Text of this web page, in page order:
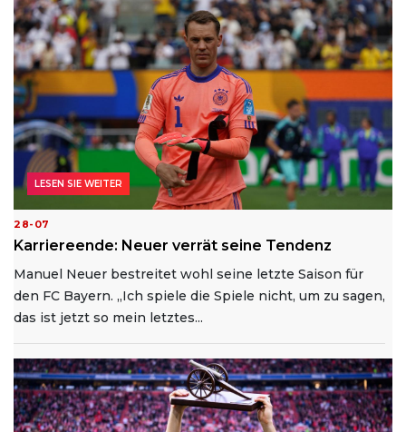
28-07
Karriereende: Neuer verrät seine Tendenz
Manuel Neuer bestreitet wohl seine letzte Saison für
den FC Bayern. „Ich spiele die Spiele nicht, um zu sagen,
das ist jetzt so mein letztes...
LESEN SIE WEITER